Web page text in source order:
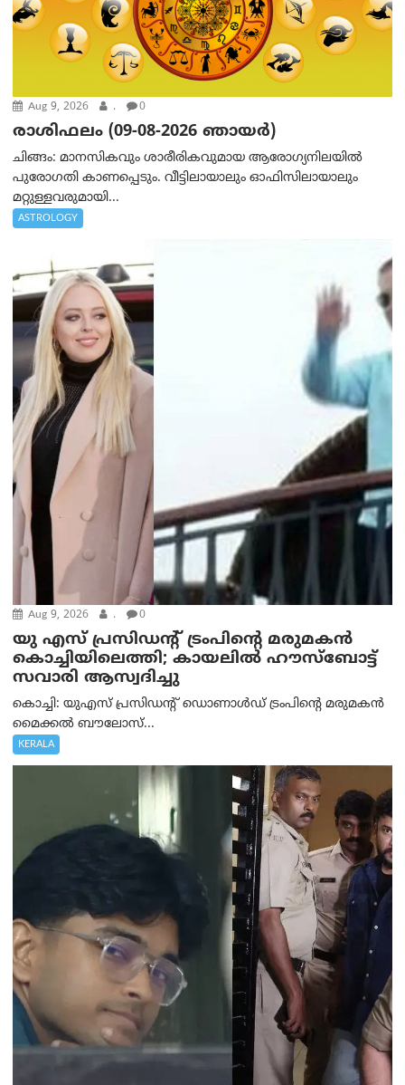
Aug 9, 2026 . 0
രാശിഫലം (09-08-2026 ഞായര്‍)
ചിങ്ങം: മാനസികവും ശാരീരികവുമായ ആരോഗ്യനിലയിൽ
പുരോഗതി കാണപ്പെടും. വീട്ടിലായാലും ഓഫിസിലായാലും
മറ്റുള്ളവരുമായി...
ASTROLOGY
Aug 9, 2026 . 0
യു എസ് പ്രസിഡന്റ് ട്രംപിന്റെ മരുമകൻ
കൊച്ചിയിലെത്തി; കായലിൽ ഹൗസ്ബോട്ട്
സവാരി ആസ്വദിച്ചു
കൊച്ചി: യുഎസ് പ്രസിഡന്റ് ഡൊണാൾഡ് ട്രംപിന്റെ മരുമകൻ
മൈക്കൽ ബൗലോസ്...
KERALA